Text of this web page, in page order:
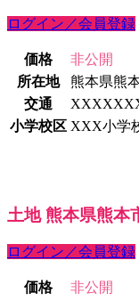
ログイン／会員登録
価格
非公開
所在地
熊本県熊
交通
小学校区 XXX小学
土地 熊本県熊本
ログイン／会員登録
価格
非公開